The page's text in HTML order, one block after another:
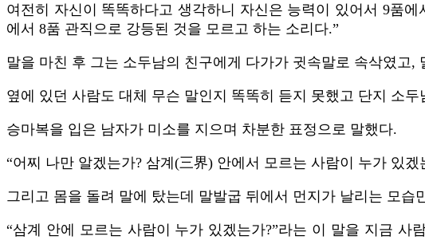
여전히 자신이 똑똑하다고 생각하니 자신은 능력이 있어서 9품
에서 8품 관직으로 강등된 것을 모르고 하는 소리다.”
말을 마친 후 그는 소두남의 친구에게 다가가 귓속말로 속삭였고
옆에 있던 사람도 대체 무슨 말인지 똑똑히 듣지 못했고 단지 소
승마복을 입은 남자가 미소를 지으며 차분한 표정으로 말했다.
“어찌 나만 알겠는가? 삼계(三界) 안에서 모르는 사람이 누가 있겠
그리고 몸을 돌려 말에 탔는데 말발굽 뒤에서 먼지가 날리는 모
“삼계 안에 모르는 사람이 누가 있겠는가?”라는 이 말을 지금